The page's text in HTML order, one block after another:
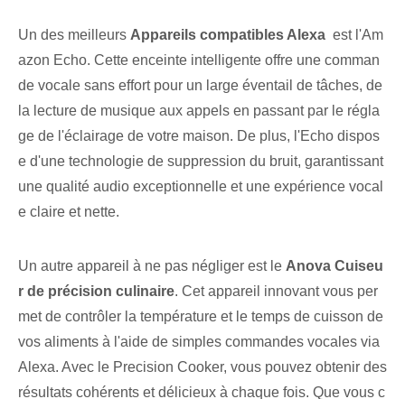
Un des meilleurs Appareils compatibles Alexa ⁢ est l'Am
azon Echo. Cette enceinte intelligente offre une comman
de vocale sans effort pour un large éventail de tâches, de
la lecture de musique aux appels en passant par le régla
ge de l'éclairage de votre maison. De plus, l'Echo dispos
e d'une technologie de suppression du bruit, garantissant
une qualité audio exceptionnelle et une expérience vocal
e claire et nette.
Un autre appareil à ne pas négliger est le Anova ⁢Cuiseu
r de précision culinaire. Cet appareil innovant vous per
met de contrôler la température et le temps de cuisson de
vos aliments à l'aide de simples commandes vocales via
Alexa. Avec le Precision Cooker, vous pouvez obtenir des
résultats cohérents et délicieux à chaque fois. Que vous c